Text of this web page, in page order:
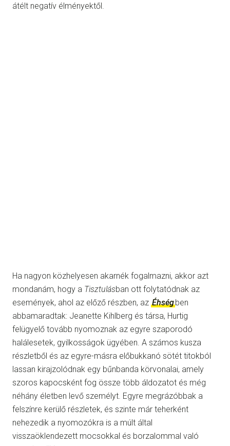
átélt negatív élményektől.
Ha nagyon közhelyesen akarnék fogalmazni, akkor azt
mondanám, hogy a Tisztulásban ott folytatódnak az
események, ahol az előző részben, az Éhségben
abbamaradtak: Jeanette Kihlberg és társa, Hurtig
felügyelő tovább nyomoznak az egyre szaporodó
halálesetek, gyilkosságok ügyében. A számos kusza
részletből és az egyre-másra előbukkanó sötét titokból
lassan kirajzolódnak egy bűnbanda körvonalai, amely
szoros kapocsként fog össze több áldozatot és még
néhány életben levő személyt. Egyre megrázóbbak a
felszínre kerülő részletek, és szinte már teherként
nehezedik a nyomozókra is a múlt által
visszaöklendezett mocsokkal és borzalommal való